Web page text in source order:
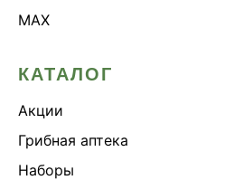
MAX
КАТАЛОГ
Акции
Грибная аптека
Наборы